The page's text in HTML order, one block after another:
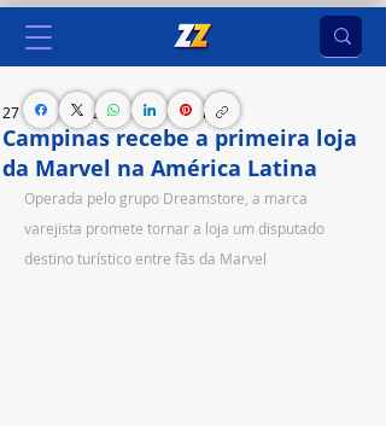
Campinas recebe a primeira loja
da Marvel na América Latina
27 de set. de 2023 1 min de leitura
Operada pelo grupo Dreamstore, a marca
varejista promete tornar a loja um disputado
destino turístico entre fãs da Marvel